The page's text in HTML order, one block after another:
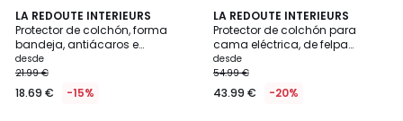
LA REDOUTE INTERIEURS
Protector de colchón, forma
bandeja, antiácaros e
impermeable
Precio
a
partir
desde
21.99 €
18.69 € -15%
4,4
/ 5
LA REDOUTE INTERIEURS
Protector de colchón para
cama eléctrica, de felpa
absorbente e impermeable, con
una altura de 22 cm
desde
54.99 €
43.99 € -20%
3,6
/ 5